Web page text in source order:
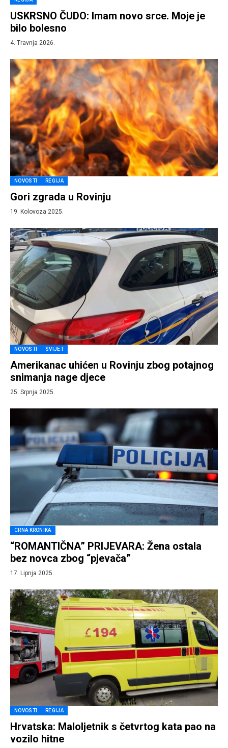
USKRSNO ČUDO: Imam novo srce. Moje je
bilo bolesno
4. Travnja 2026.
NOVOSTI REGIJA
Gori zgrada u Rovinju
19. Kolovoza 2025.
NOVOSTI SVIJET
Amerikanac uhićen u Rovinju zbog potajnog
snimanja nage djece
25. Srpnja 2025.
CRNA KRONIKA
“ROMANTIČNA” PRIJEVARA: Žena ostala
bez novca zbog “pjevača”
17. Lipnja 2025.
NOVOSTI REGIJA
Hrvatska: Maloljetnik s četvrtog kata pao na
vozilo hitne